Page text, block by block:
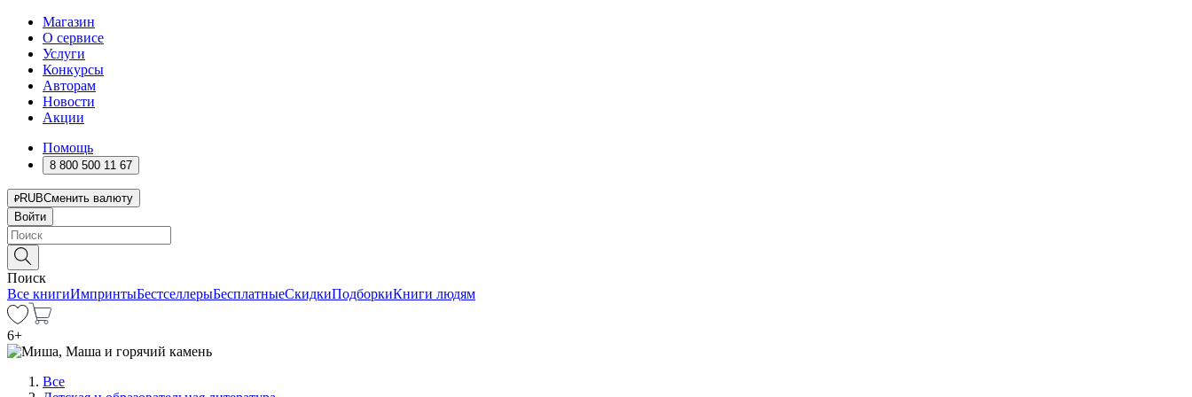
Магазин
О сервисе
Услуги
Конкурсы
Авторам
Новости
Акции
Помощь
8 800 500 11 67
RUBСменить валюту
Войти
Поиск
Все книгиИмпринтыБестселлерыБесплатныеСкидкиПодборкиКниги людям
6+
Все